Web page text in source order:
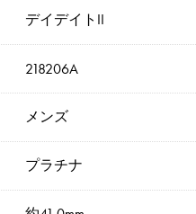
デイデイトII
218206A
メンズ
プラチナ